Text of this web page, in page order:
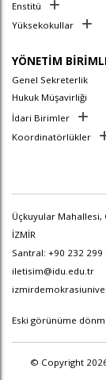
Enstitü
Yüksekokullar
YÖNETİM
Genel Sekreterlik
Hukuk Müşavirliği
İdari Birimler
Koordinatörlükler
Üçkuyular Mahallesi,
İZMİR
Santral: +90 232 299
iletisim@idu.edu.tr
Eski görünüme
© Copyright